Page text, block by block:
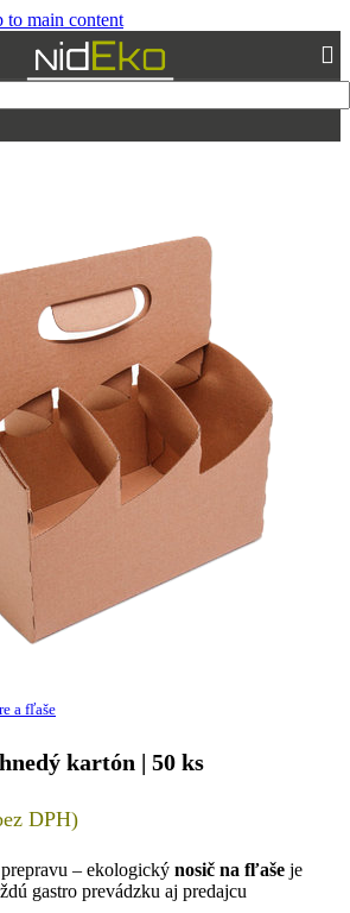
to main content
a fľaše
kartón | 50 ks
DPH)
– ekologický nosič na fľaše je
gastro prevádzku aj predajcu